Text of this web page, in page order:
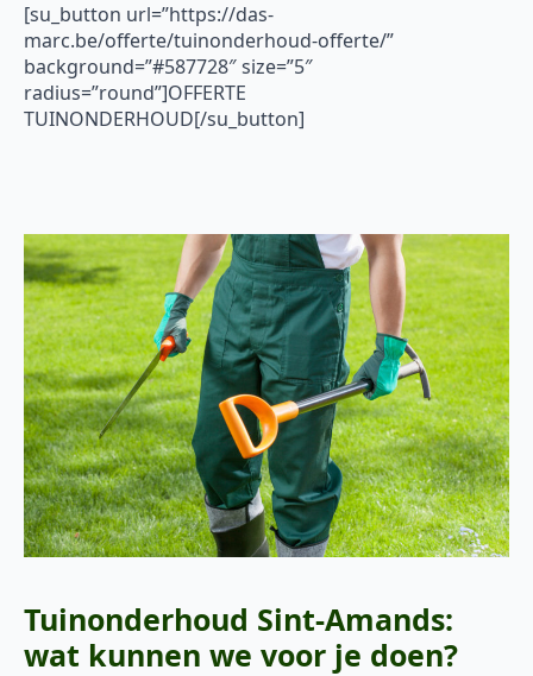
[su_button url=”https://das-
marc.be/offerte/tuinonderhoud-offerte/”
background=”#587728″ size=”5″
radius=”round”]OFFERTE
TUINONDERHOUD[/su_button]
Tuinonderhoud Sint-Amands:
wat kunnen we voor je doen?